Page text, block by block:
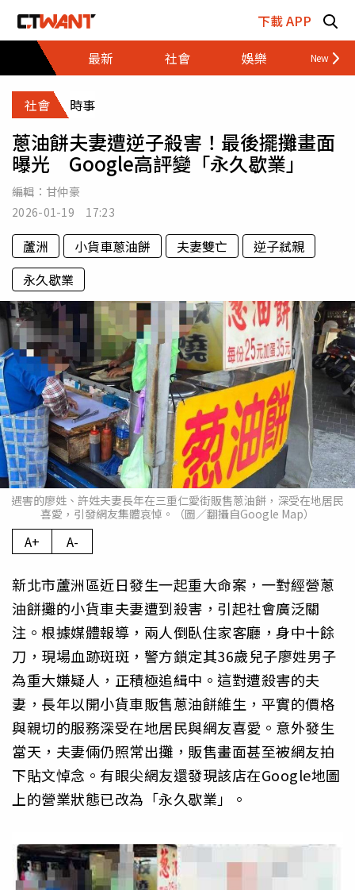
下載 APP
最新
社會 娛樂 財經
社會 時事
蔥油餅夫妻遭逆子殺害！最後擺攤畫面
曝光 Google高評變「永久歇業」
編輯： 甘仲豪
2026-01-19 17:23
蘆洲 小貨車蔥油餅 夫妻雙亡
逆子弒親
永久歇業
遇害的廖姓、許姓夫妻長年在三重仁愛街販售蔥油餅，深受在地居民
喜愛，引發網友集體哀悼。（圖／翻攝自Google Map）
A+ A-
新北市蘆洲區近日發生一起重大命案，一對經營蔥
油餅攤的小貨車夫妻遭到殺害，引起社會廣泛關
注。根據媒體報導，兩人倒臥住家客廳，身中十餘
刀，現場血跡斑斑，警方鎖定其36歲兒子廖姓男子
為重大嫌疑人，正積極追緝中。這對遭殺害的夫
妻，長年以開小貨車販售蔥油餅維生，平實的價格
與親切的服務深受在地居民與網友喜愛。意外發生
當天，夫妻倆仍照常出攤，販售畫面甚至被網友拍
下貼文悼念。有眼尖網友還發現該店在Google地圖
上的營業狀態已改為「永久歇業」。